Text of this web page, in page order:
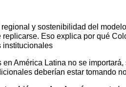
y sostenibilidad del
Eso explica por qué
institucionales
América Latina no se
deberían estar tomando